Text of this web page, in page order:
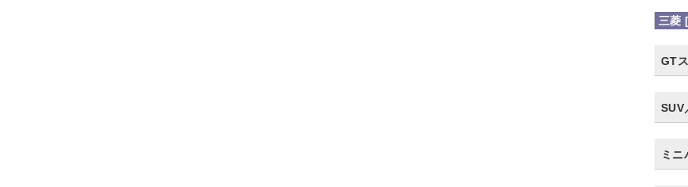
三菱
GT
SUV
ミ